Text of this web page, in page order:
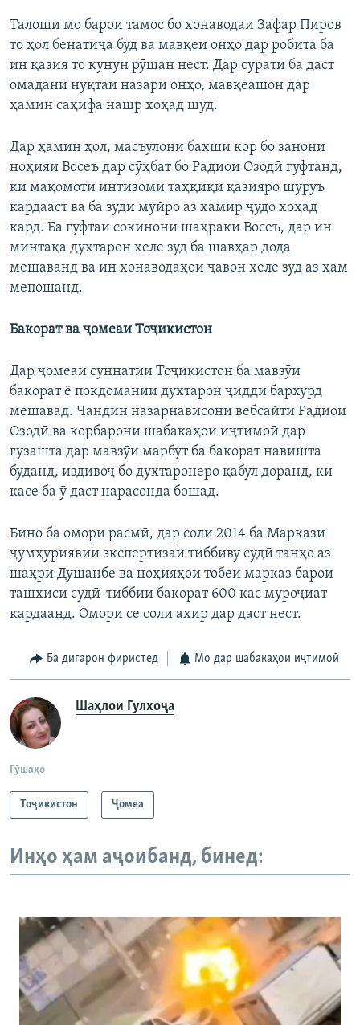
Талоши мо барои тамос бо хонаводаи Зафар Пиров
то ҳол бенатиҷа буд ва мавқеи онҳо дар робита ба
ин қазия то кунун рӯшан нест. Дар сурати ба даст
омадани нуқтаи назари онҳо, мавқеашон дар
ҳамин саҳифа нашр хоҳад шуд.
Дар ҳамин ҳол, масъулони бахши кор бо занони
ноҳияи Восеъ дар сӯҳбат бо Радиои Озодӣ гуфтанд,
ки мақомоти интизомӣ таҳқиқи қазияро шурӯъ
кардааст ва ба зудӣ мӯйро аз хамир ҷудо хоҳад
кард. Ба гуфтаи сокинони шаҳраки Восеъ, дар ин
минтақа духтарон хеле зуд ба шавҳар дода
мешаванд ва ин хонаводаҳои ҷавон хеле зуд аз ҳам
мепошанд.
Бакорат ва ҷомеаи Тоҷикистон
Дар ҷомеаи суннатии Тоҷикистон ба мавзӯи
бакорат ё покдомании духтарон ҷиддӣ бархӯрд
мешавад. Чандин назарнависони вебсайти Радиои
Озодӣ ва корбарони шабакаҳои иҷтимоӣ дар
гузашта дар мавзӯи марбут ба бакорат навишта
буданд, издивоҷ бо духтаронеро қабул доранд, ки
касе ба ӯ даст нарасонда бошад.
Бино ба омори расмӣ, дар соли 2014 ба Маркази
ҷумҳуриявии экспертизаи тиббиву судӣ танҳо аз
шаҳри Душанбе ва ноҳияҳои тобеи марказ барои
ташхиси судӣ-тиббии бакорат 600 кас муроҷиат
кардаанд. Омори се соли ахир дар даст нест.
Ба дигарон фиристед Мо дар шабакаҳои иҷтимоӣ
Шаҳлои Гулхоҷа
Гӯшаҳо
Тоҷикистон Ҷомeа
Инҳо ҳам аҷоибанд, бинед: